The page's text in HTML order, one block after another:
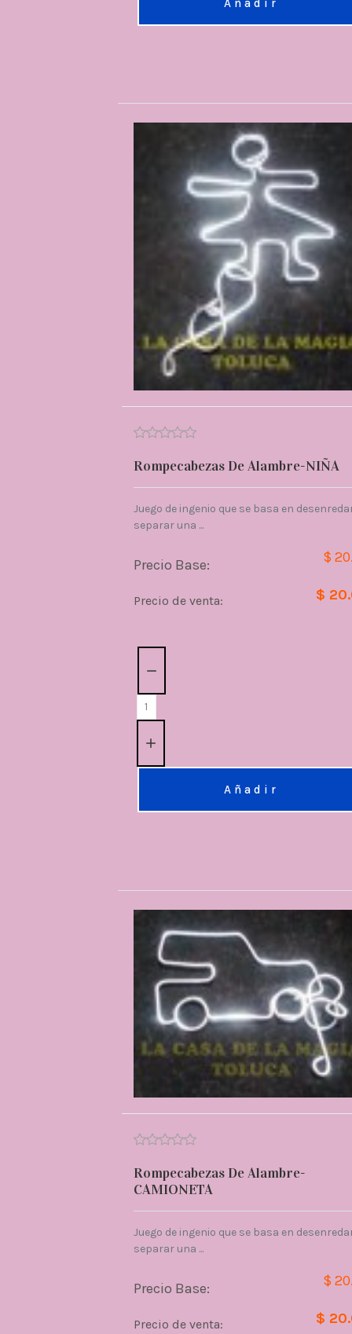
Añadir
Rompecabezas De Alambre-NIÑA
Juego de ingenio que se basa en
separar una ...
Precio Base: $
Precio de venta: $
Añadir
Rompecabezas De Alambre-
CAMIONETA
Juego de ingenio que se basa en
separar una ...
Precio Base: $
Precio de venta: $